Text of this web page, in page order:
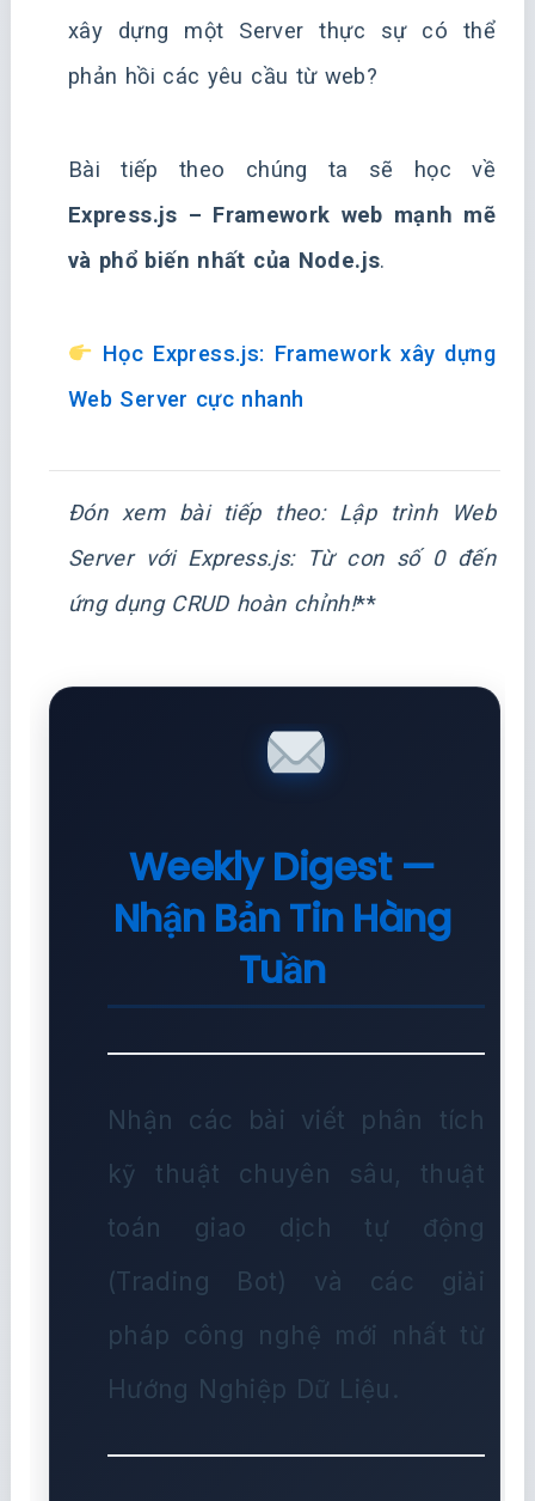
xây dựng một Server thực sự có thể
phản hồi các yêu cầu từ web?
Bài tiếp theo chúng ta sẽ học về
Express.js – Framework web mạnh mẽ
và phổ biến nhất của Node.js.
Học Express.js: Framework xây dựng
Web Server cực nhanh
Đón xem bài tiếp theo: Lập trình Web
Server với Express.js: Từ con số 0 đến
ứng dụng CRUD hoàn chỉnh!**
Weekly Digest —
Nhận Bản Tin Hàng
Tuần
Nhận các bài viết phân tích
kỹ thuật chuyên sâu, thuật
toán giao dịch tự động
(Trading Bot) và các giải
pháp công nghệ mới nhất từ
Hướng Nghiệp Dữ Liệu.